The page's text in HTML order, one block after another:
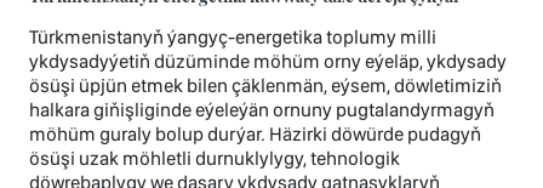
Türkmenistanyň ýangyç-energetika toplumy milli
ykdysadyýetiň düzüminde möhüm orny eýeläp, ykdysady
ösüşi üpjün etmek bilen çäklenmän, eýsem, döwletimiziň
halkara giňişliginde eýeleýän ornuny pugtalandyrmagyň
möhüm guraly bolup durýar. Häzirki döwürde pudagyň
ösüşi uzak möhletli durnuklylygy, tehnologik
döwrebaplygy we daşary ykdysady gatnaşyklaryň